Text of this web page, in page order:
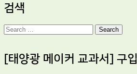
검색
Search
[태양광 메이커 교과서] 구입